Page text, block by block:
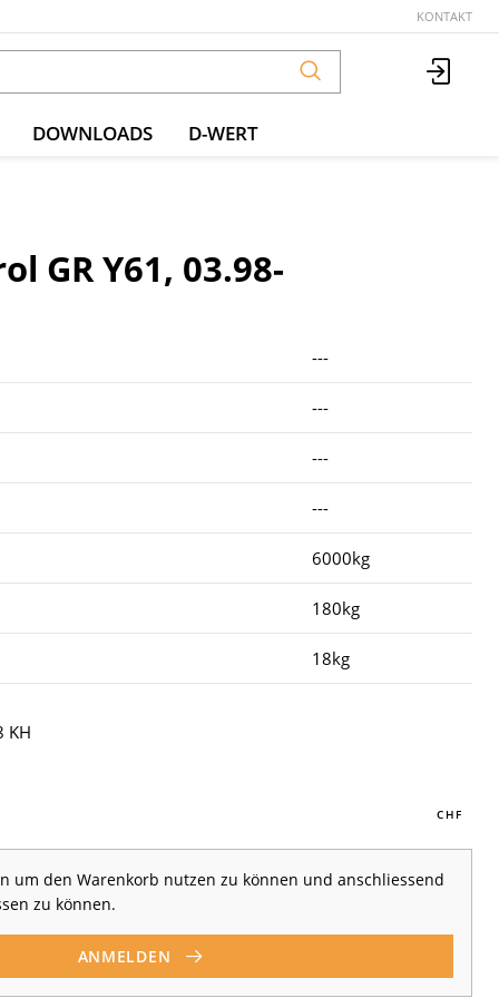
KONTAKT
DOWNLOADS D-WERT
GR Y61, 03.98-
---
---
---
---
6000kg
180kg
18kg
um den Warenkorb nutzen zu können und anschliessend
zu können.
ANMELDEN
KH